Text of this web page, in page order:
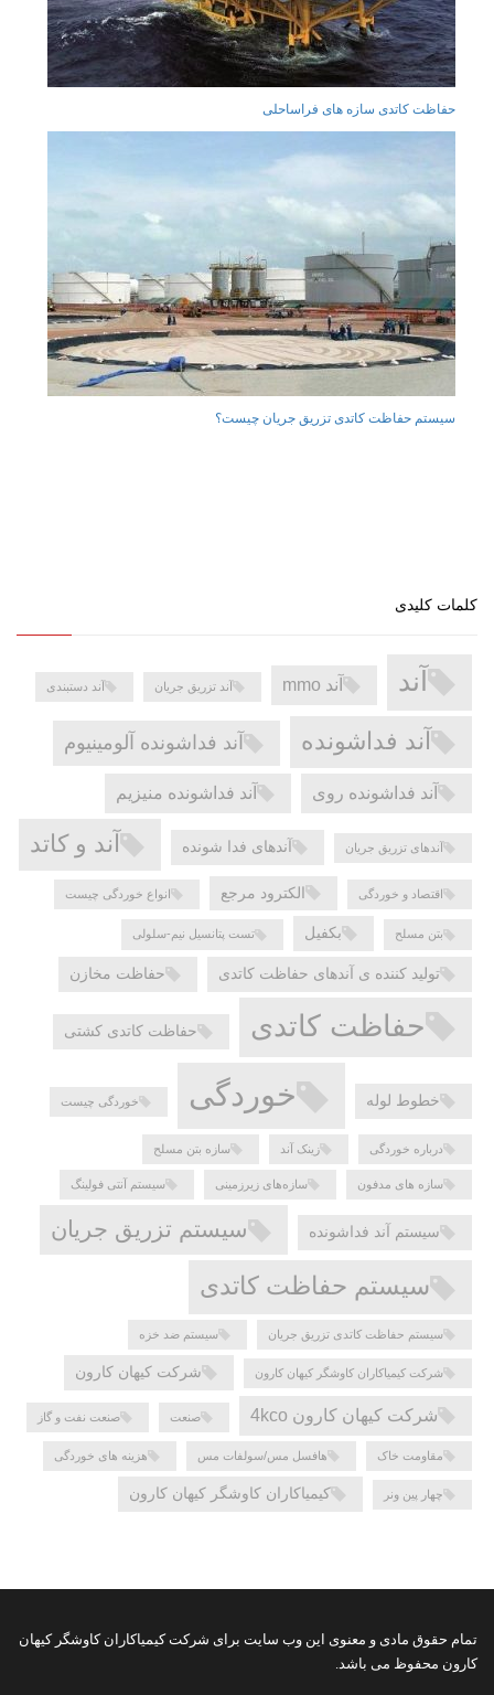
حفاظت کاتدی سازه های فراساحلی
سیستم حفاظت کاتدی تزریق جریان چیست؟
کلمات کلیدی
آند آند mmo آند تزریق جریان آند دستبندی
آند فداشونده آند فداشونده آلومینیوم
آند فداشونده روی آند فداشونده منیزیم
آندهای تزریق جریان آندهای فدا شونده آند و کاتد
اقتصاد و خوردگی الکترود مرجع انواع خوردگی چیست
بتن مسلح بکفیل تست پتانسیل نیم-سلولی
تولید کننده ی آندهای حفاظت کاتدی حفاظت مخازن
حفاظت کاتدی حفاظت کاتدی کشتی
خطوط لوله خوردگی خوردگی چیست
درباره خوردگی زینک آند سازه بتن مسلح
سازه های مدفون سازه‌های زیرزمینی سیستم آنتی فولینگ
سیستم آند فداشونده سیستم تزریق جریان
سیستم حفاظت کاتدی
سیستم حفاظت کاتدی تزریق جریان سیستم ضد خزه
شرکت کیمیاکاران کاوشگر کیهان کارون شرکت کیهان کارون
شرکت کیهان کارون 4kco صنعت صنعت نفت و گاز
مقاومت خاک هافسل مس/سولفات مس هزینه های خوردگی
چهار پین ونر کیمیاکاران کاوشگر کیهان کارون
تمام حقوق مادی و معنوی این وب سایت برای شرکت کیمیاکاران کاوشگر کیهان
کارون محفوظ می باشد.